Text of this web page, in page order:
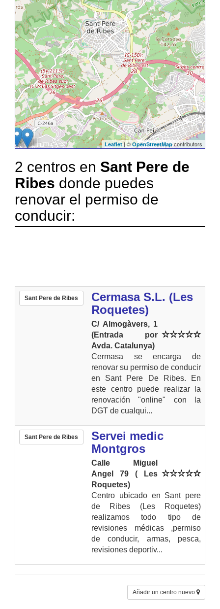
Leaflet| ©OpenStreetMapcontributors
2 centros en Sant Pere de
Ribes donde puedes
renovar el permiso de
conducir:
Sant Pere de Ribes
Cermasa S.L. (Les
Roquetes)
C/ Almogàvers, 1
(Entrada por
Avda. Catalunya)
Cermasa se encarga de
renovar su permiso de conducir
en Sant Pere De Ribes. En
este centro puede realizar la
renovación "online" con la
DGT de cualqui...
Sant Pere de Ribes
Servei medic
Montgros
Calle Miguel
Angel 79 ( Les
Roquetes)
Centro ubicado en Sant pere
de Ribes (Les Roquetes)
realizamos todo tipo de
revisiones médicas ,permiso
de conducir, armas, pesca,
revisiones deportiv...
Añadir un centro nuevo